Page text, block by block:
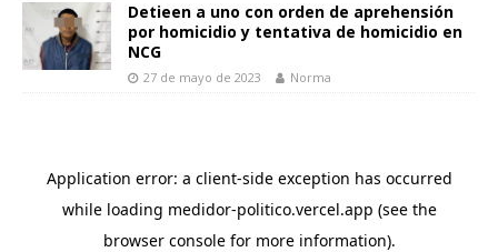
Detieen a uno con orden de aprehensión
por homicidio y tentativa de homicidio en
NCG
27 de mayo de 2023 Norma